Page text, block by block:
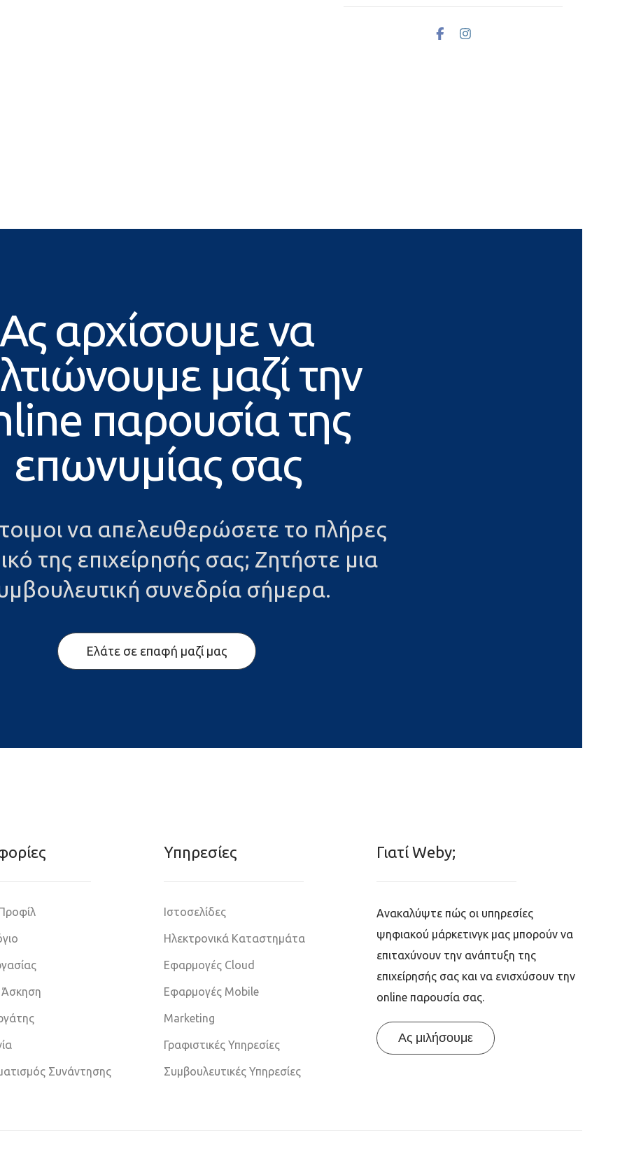
Ας αρχίσουμε να
μαζί την
παρουσία της
επωνυμίας σας
να απελευθερώσετε το πλήρες
της επιχείρησής σας; Ζητήστε μια
συνεδρία σήμερα.
Ελάτε σε επαφή μαζί μας
Άσκηση
Συνάντησης
Υπηρεσίες
Ιστοσελίδες
Ηλεκτρονικά Καταστημάτα
Εφαρμογές Cloud
Εφαρμογές Mobile
Marketing
Γραφιστικές Υπηρεσίες
Συμβουλευτικές Υπηρεσίες
Γιατί Weby;
Ανακαλύψτε πώς οι υπηρεσίες
ψηφιακού μάρκετινγκ μας μπορούν να
επιταχύνουν την ανάπτυξη της
επιχείρησής σας και να ενισχύσουν την
online παρουσία σας.
Ας μιλήσουμε